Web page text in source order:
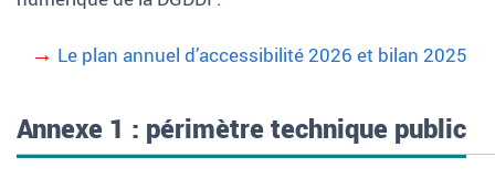
Le plan annuel d’accessibilité 2026 et bilan 2025
Annexe 1 : périmètre technique public